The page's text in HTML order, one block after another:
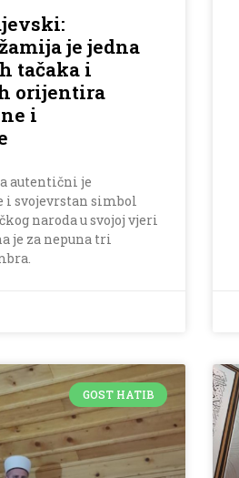
je jedna
tačaka i
orijentira
i
autentični je
svojevrstan simbol
naroda u svojoj vjeri
je za nepuna tri
GOST HATIB